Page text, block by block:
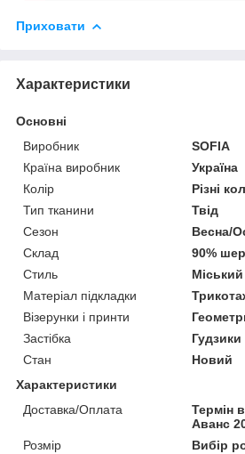
Приховати
Характеристики
Основні
Виробник
SOFIA
Країна виробник
Україна
Колір
Різні
Тип тканини
Твід
Сезон
Весна/
Склад
90%
Стиль
Міський
Матеріал підкладки
Візерунки і принти
Застібка
Гудзики
Стан
Новий
Характеристики
Доставка/Оплата
Термін
Аванс
Розмір
Вибір